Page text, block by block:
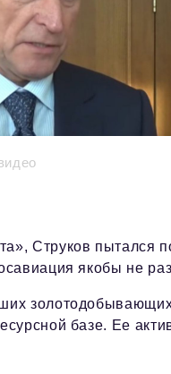
Струков пытался
якобы не
базе. Ее